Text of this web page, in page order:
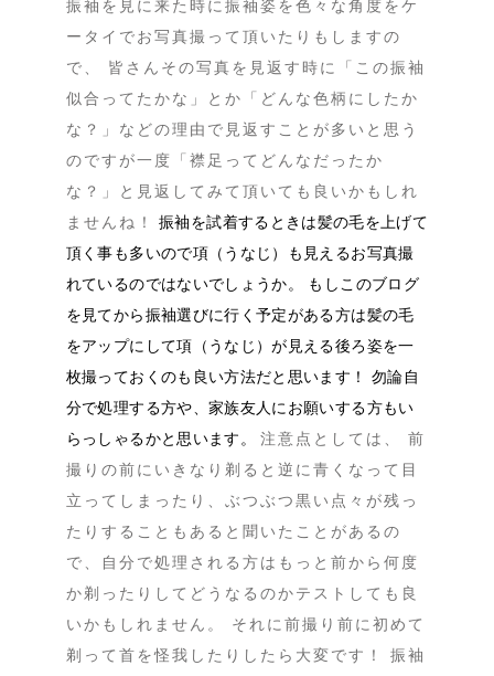
振袖を見に来た時に振袖姿を色々な角度をケ
ータイでお写真撮って頂いたりもしますの
で、 皆さんその写真を見返す時に「この振袖
似合ってたかな」とか「どんな色柄にしたか
な？」などの理由で見返すことが多いと思う
のですが一度「襟足ってどんなだったか
な？」と見返してみて頂いても良いかもしれ
ませんね！
振袖を試着するときは髪の毛を上げて
頂く事も多いので項（うなじ）も見えるお写真撮
れているのではないでしょうか。 もしこのブログ
を見てから振袖選びに行く予定がある方は髪の毛
をアップにして項（うなじ）が見える後ろ姿を一
枚撮っておくのも良い方法だと思います！ 勿論自
分で処理する方や、家族友人にお願いする方もい
らっしゃるかと思います。注意点としては、 前
撮りの前にいきなり剃ると逆に青くなって目
立ってしまったり、ぶつぶつ黒い点々が残っ
たりすることもあると聞いたことがあるの
で、自分で処理される方はもっと前から何度
か剃ったりしてどうなるのかテストしても良
いかもしれません。 それに前撮り前に初めて
剃って首を怪我したりしたら大変です！ 振袖